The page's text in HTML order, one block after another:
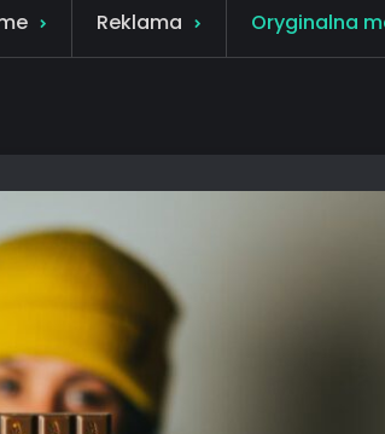
Reklama Oryginalna